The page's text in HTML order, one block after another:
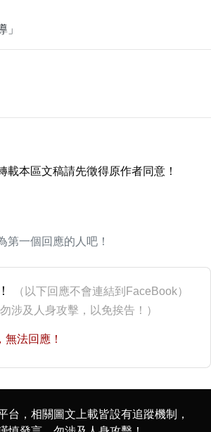
」
載本區文稿請先徵得原作者同意！
第一個回應的人吧！
（以下回應不會連結到FaceBook）
涉及人身攻擊，以免挨告！）
，無法回應！
台，相關圖文上載皆設有追蹤機制，